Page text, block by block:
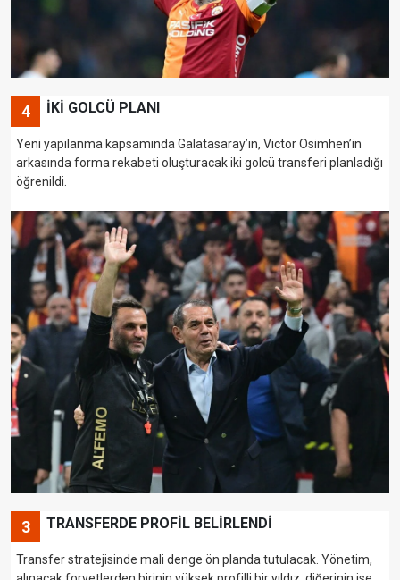
4 İKİ GOLCÜ PLANI
Yeni yapılanma kapsamında Galatasaray’ın, Victor Osimhen’in
arkasında forma rekabeti oluşturacak iki golcü transferi planladığı
öğrenildi.
3 TRANSFERDE PROFİL BELİRLENDİ
Transfer stratejisinde mali denge ön planda tutulacak. Yönetim,